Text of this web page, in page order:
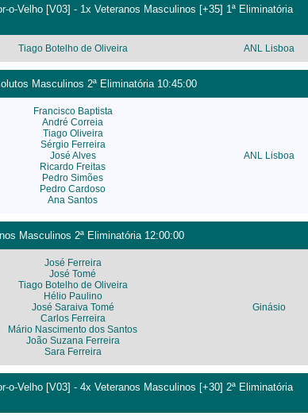
o-Velho [V03] - 1x Veteranos Masculinos [+35] 1ª Eliminatória
Tiago Botelho de Oliveira ANL Lisboa
Masculinos 2ª Eliminatória 10:45:00
Francisco Baptista
André Correia
Tiago Oliveira
Sérgio Ferreira
José Alves
Ricardo Freitas
Pedro Simões
Pedro Cardoso
Ana Santos
ANL Lisboa
Masculinos 2ª Eliminatória 12:00:00
José Ferreira
José Tomé
Tiago Botelho de Oliveira
Hélio Paulino
José Saraiva Tomé
Carlos Ferreira
Mário Nascimento dos Santos
João Suzana Ferreira
Sara Ferreira
Ginásio
o-Velho [V03] - 4x Veteranos Masculinos [+30] 2ª Eliminatória